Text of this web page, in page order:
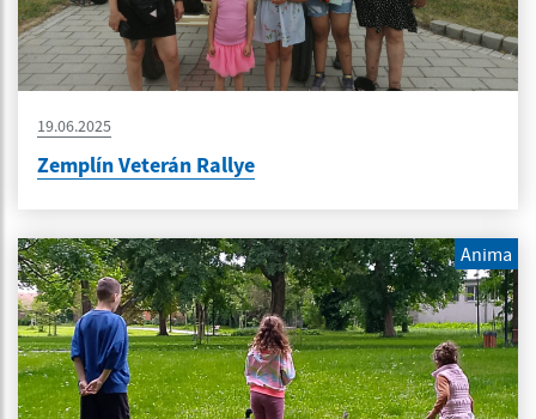
19.06.2025
Zemplín Veterán Rallye
Anima